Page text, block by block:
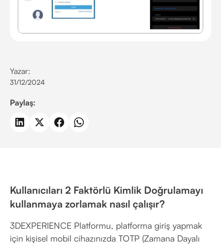
Yazar:
31/12/2024
Paylaş:
Kullanıcıları 2 Faktörlü Kimlik Doğrulamayı
kullanmaya zorlamak nasıl çalışır?
3DEXPERIENCE Platformu, platforma giriş yapmak
için kişisel mobil cihazınızda TOTP (Zamana Dayalı